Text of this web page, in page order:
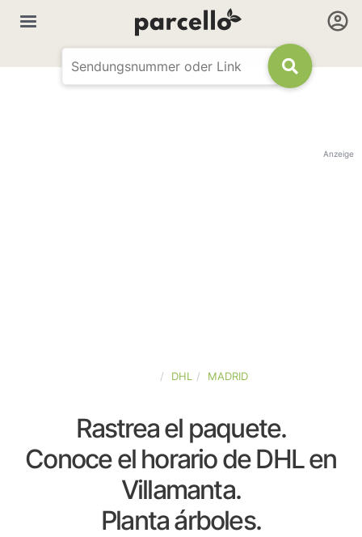
Anzeige
DHL MADRID
Rastrea el paquete.
Conoce el horario de DHL en
Villamanta.
Planta árboles.